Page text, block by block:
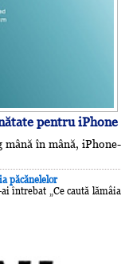
pentru iPhone
mână în mână, iPhone-
păcănelelor
întrebat „Ce caută lămâia